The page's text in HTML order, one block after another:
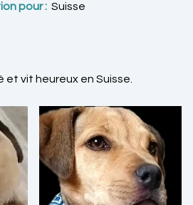
pour : Suisse
vit heureux en Suisse.